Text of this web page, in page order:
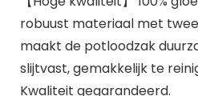
robuust materiaal met
maakt de potloodzak
slijtvast, gemakkelijk te
Kwaliteit gegarandeerd.